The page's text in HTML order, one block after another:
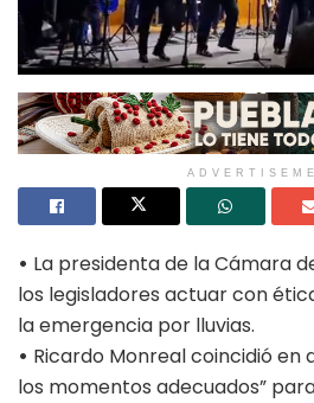
• La presidenta de la Cámara
los legisladores actuar con
la emergencia por lluvias.
• Ricardo Monreal coincidió en
los momentos adecuados”